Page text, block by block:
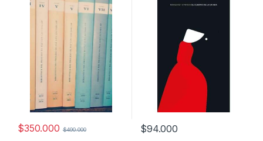
$350.000 $490.000 $94.000